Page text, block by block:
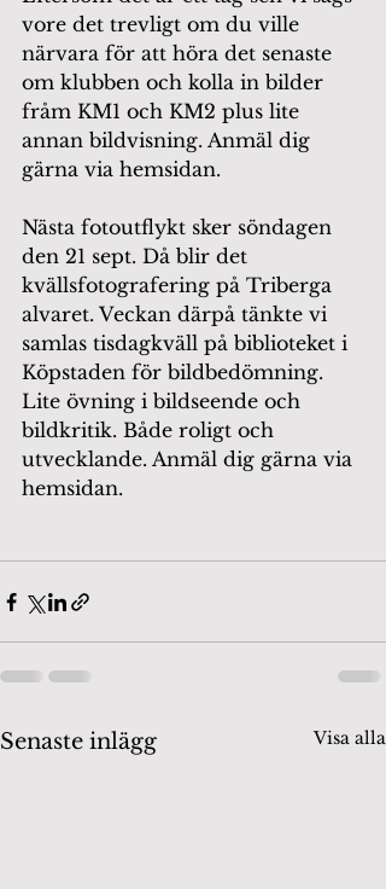
vore det trevligt om du ville
närvara för att höra det senaste
om klubben och kolla in bilder
fråm KM1 och KM2 plus lite
annan bildvisning. Anmäl dig
gärna via hemsidan.
Nästa fotoutflykt sker söndagen
den 21 sept. Då blir det
kvällsfotografering på Triberga
alvaret. Veckan därpå tänkte vi
samlas tisdagkväll på biblioteket i
Köpstaden för bildbedömning.
Lite övning i bildseende och
bildkritik. Både roligt och
utvecklande. Anmäl dig gärna via
hemsidan.
Senaste inlägg Visa alla